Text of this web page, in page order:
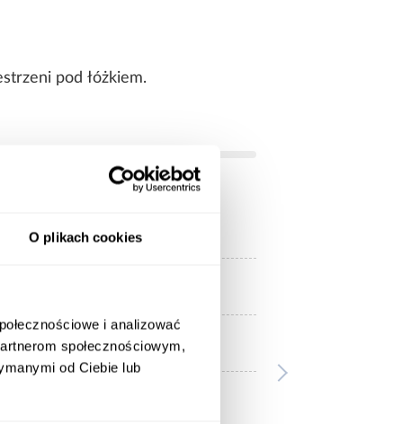
O plikach cookies
i analizować
społecznościowym,
od Ciebie lub
pod łóżkiem.
płyta wiórowa laminowana